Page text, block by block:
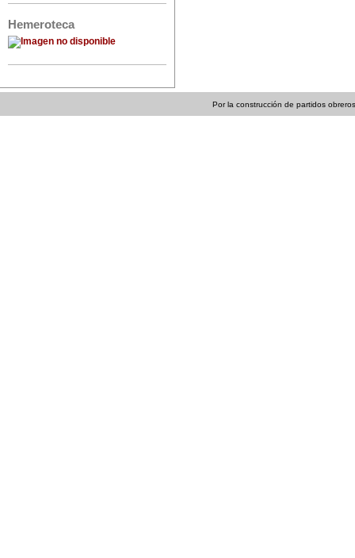
Hemeroteca
Por la construcción de partidos